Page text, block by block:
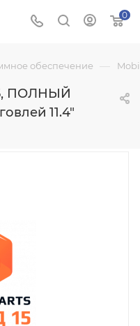
0
обеспечение —
ПОЛНЫЙ
11.4"